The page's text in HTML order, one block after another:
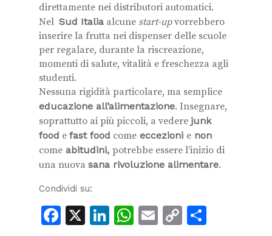
direttamente nei distributori automatici.
Nel Sud Italia alcune start-upvorrebbero
inserire la frutta nei dispenser delle scuole
per regalare, durante la riscreazione,
momenti di salute, vitalità e freschezza agli
studenti.
Nessuna rigidità particolare, ma semplice
educazione all’alimentazione. Insegnare,
soprattutto ai più piccoli, a vedere junk
food e fast food come eccezioni e non
come abitudini, potrebbe essere l’inizio di
una nuova sana rivoluzione alimentare.
Condividi su:
Facebook
X LinkedIn
WhatsApp
Email
Copy